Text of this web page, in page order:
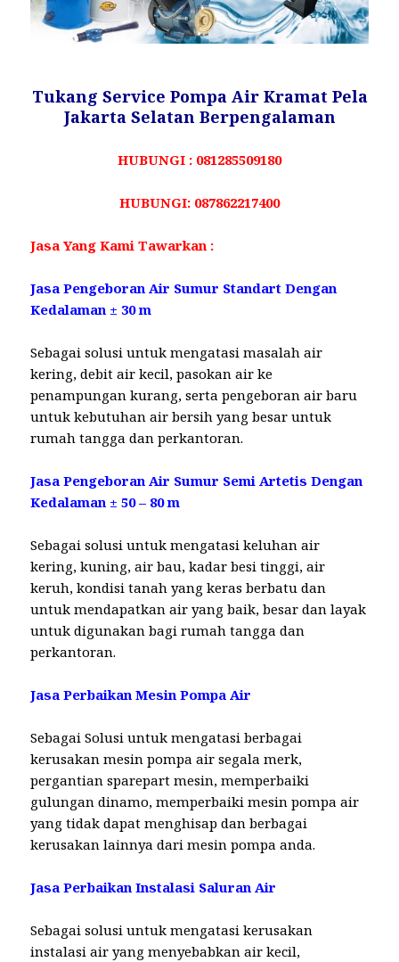
Tukang Service Pompa Air Kramat Pela
Jakarta Selatan Berpengalaman
HUBUNGI : 081285509180
HUBUNGI: 087862217400
Jasa Yang Kami Tawarkan :
Jasa Pengeboran Air Sumur Standart Dengan
Kedalaman ± 30 m
Sebagai solusi untuk mengatasi masalah air
kering, debit air kecil, pasokan air ke
penampungan kurang, serta pengeboran air baru
untuk kebutuhan air bersih yang besar untuk
rumah tangga dan perkantoran.
Jasa Pengeboran Air Sumur Semi Artetis Dengan
Kedalaman ± 50 – 80 m
Sebagai solusi untuk mengatasi keluhan air
kering, kuning, air bau, kadar besi tinggi, air
keruh, kondisi tanah yang keras berbatu dan
untuk mendapatkan air yang baik, besar dan layak
untuk digunakan bagi rumah tangga dan
perkantoran.
Jasa Perbaikan Mesin Pompa Air
Sebagai Solusi untuk mengatasi berbagai
kerusakan mesin pompa air segala merk,
pergantian sparepart mesin, memperbaiki
gulungan dinamo, memperbaiki mesin pompa air
yang tidak dapat menghisap dan berbagai
kerusakan lainnya dari mesin pompa anda.
Jasa Perbaikan Instalasi Saluran Air
Sebagai solusi untuk mengatasi kerusakan
instalasi air yang menyebabkan air kecil,